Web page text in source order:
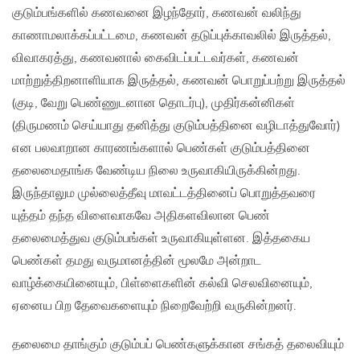
குடும்பங்களில் கணவனை இழந்தோர், கணவன் வலிந்து
காணாமலாக்கப்பட்டமை, கணவன் தடுப்புக்காவலில் இருத்தல்,
விவாகரத்து, கணவனால் கைவிடப்பட்டவர்கள், கணவன்
மாற்றுத்திறனாளியாக இருத்தல், கணவன் பொறுப்பற்று இருத்தல்
(குடி, வேறு பெண்ணுடனான தொடர்பு), முதிர்கன்னிகள்
(திருமணம் செய்யாது தனித்து குடும்பத்தினை வழிடாத்துவோர்)
என பலவாறான காரணங்களால் பெண்கள் குடும்பத்தினை
தலைமைதாங்க வேண்டிய நிலை உருவாகியிருக்கின்றது.
இருந்தாலும​ முல்லைத்தீவு மாவட்டத்தினைப் பொறுத்தவரை
யுத்தம் தந்த விளைவாகவே அதிகளவிலான பெண்
தலைமைத்துவ குடும்பங்கள் உருவாகியுள்ளன. இத்தகைய
பெண்கள் தமது வருமானத்தின் மூலமே அன்றாட
வாழ்க்கையினையும், பிள்ளைகளின் கல்வி செலவினையும்,
ஏனைய பிற தேவைகளையும் நிறைவேற்றி வருகின்றனர்.
தலைமை தாங்கும் குடும்பப் பெண்களுக்கான சங்கத் தலைவியும்